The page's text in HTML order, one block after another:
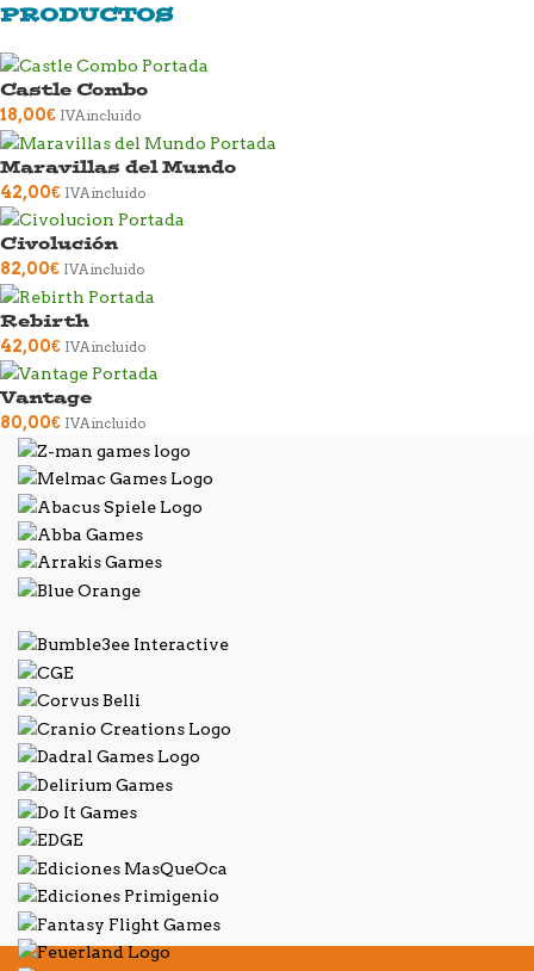
PRODUCTOS
Castle Combo
18,00€ IVA incluido
Maravillas del Mundo
42,00€ IVA incluido
Civolución
82,00€ IVA incluido
Rebirth
42,00€ IVA incluido
Vantage
80,00€ IVA incluido